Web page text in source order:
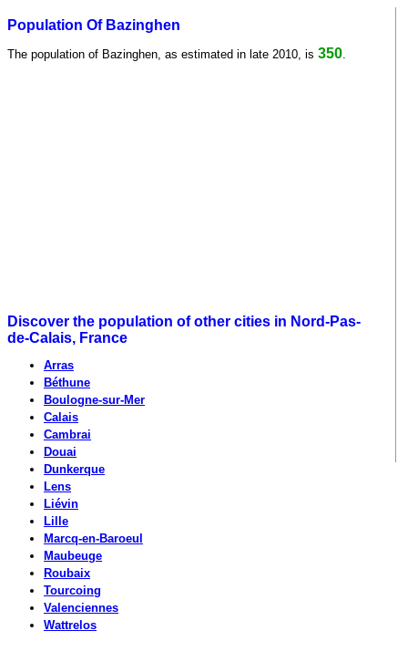
Population Of Bazinghen
The population of Bazinghen, as estimated in late 2010, is 350
Discover the population of other cities in Nord-Pas-
de-Calais, France
Arras
Béthune
Boulogne-sur-Mer
Calais
Cambrai
Douai
Dunkerque
Lens
Liévin
Lille
Marcq-en-Baroeul
Maubeuge
Roubaix
Tourcoing
Valenciennes
Wattrelos